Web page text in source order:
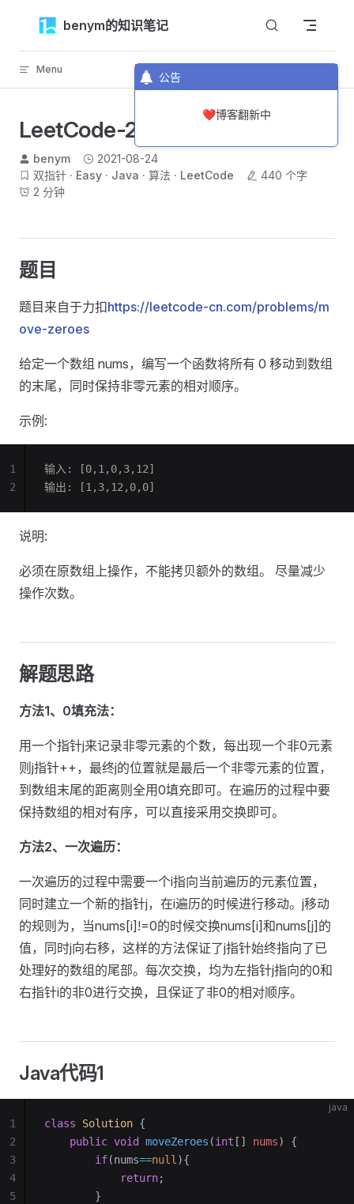
公告
❤️博客翻新中
Skip to contentbenym的知识笔记
Menu 返回顶部
LeetCode-283-移动零
benym
2021-08-24
双指针
Easy Java 算法 LeetCode
440 个字
2 分钟
题目
题目来自于力扣https://leetcode-cn.com/problems/m
ove-zeroes
给定一个数组 nums，编写一个函数将所有 0 移动到数组
的末尾，同时保持非零元素的相对顺序。
示例:
输入: [0,1,0,3,12]
输出: [1,3,12,0,0]
1
2
说明:
必须在原数组上操作，不能拷贝额外的数组。 尽量减少
操作次数。
解题思路
方法1、0填充法：
用一个指针j来记录非零元素的个数，每出现一个非0元素
则j指针++，最终j的位置就是最后一个非零元素的位置，
到数组末尾的距离则全用0填充即可。在遍历的过程中要
保持数组的相对有序，可以直接采用交换即可。
方法2、一次遍历：
一次遍历的过程中需要一个i指向当前遍历的元素位置，
同时建立一个新的指针j，在i遍历的时候进行移动。j移动
的规则为，当nums[i]!=0的时候交换nums[i]和nums[j]的
值，同时j向右移，这样的方法保证了j指针始终指向了已
处理好的数组的尾部。每次交换，均为左指针j指向的0和
右指针i的非0进行交换，且保证了非0的相对顺序。
Java代码1
java
class Solution {
    public
void moveZeroes (int [] nums)
{
        if
(nums==null ){
            return
;
        }
1
2
3
4
5